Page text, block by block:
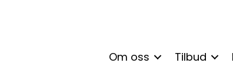
Om oss Tilbud